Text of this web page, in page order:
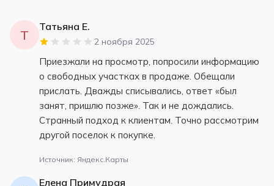
Т
Татьяна Е.
2 ноября 2025
Приезжали на просмотр, попросили информацию
о свободных участках в продаже. Обещали
прислать. Дважды списывались, ответ «был
занят, пришлю позже». Так и не дождались.
Странный подход к клиентам. Точно рассмотрим
другой поселок к покупке.
Источник: Яндекс.Карты
Елена Примудрая